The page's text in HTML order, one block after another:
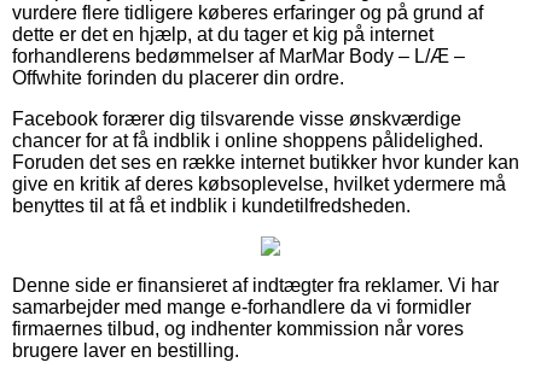
vurdere flere tidligere køberes erfaringer og på grund af
dette er det en hjælp, at du tager et kig på internet
forhandlerens bedømmelser af MarMar Body – L/Æ –
Offwhite forinden du placerer din ordre.
Facebook forærer dig tilsvarende visse ønskværdige
chancer for at få indblik i online shoppens pålidelighed.
Foruden det ses en række internet butikker hvor kunder kan
give en kritik af deres købsoplevelse, hvilket ydermere må
benyttes til at få et indblik i kundetilfredsheden.
Denne side er finansieret af indtægter fra reklamer. Vi har
samarbejder med mange e-forhandlere da vi formidler
firmaernes tilbud, og indhenter kommission når vores
brugere laver en bestilling.